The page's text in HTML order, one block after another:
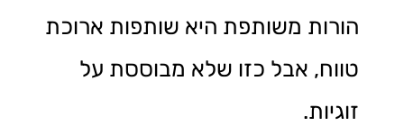
הורות משותפת היא שותפות ארוכת
טווח, אבל כזו שלא מבוססת על
זוגיות.